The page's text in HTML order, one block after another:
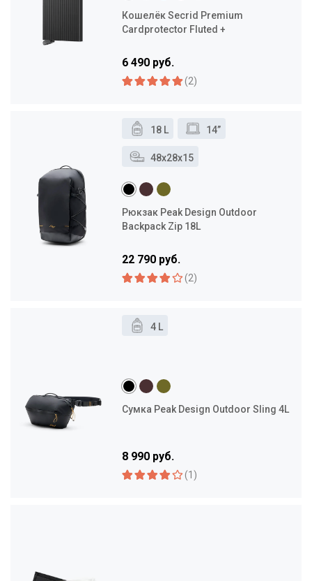
Кошелёк Secrid Premium
Cardprotector Fluted +
6 490 руб.
(2)
18 L 14”
48x28x15
Рюкзак Peak Design Outdoor
Backpack Zip 18L
22 790 руб.
(2)
4 L
Сумка Peak Design Outdoor Sling 4L
8 990 руб.
(1)